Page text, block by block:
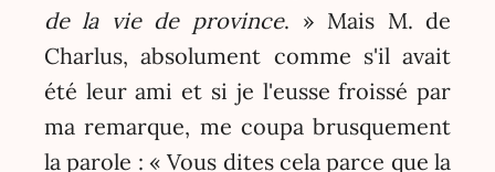
de la vie de province. » Mais M. de
Charlus, absolument comme s'il avait
été leur ami et si je l'eusse froissé par
ma remarque, me coupa brusquement
la parole : « Vous dites cela parce que la